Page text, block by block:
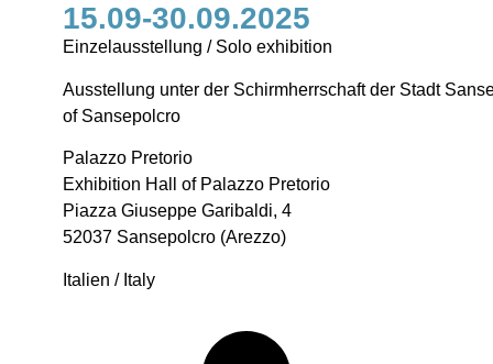
15.09-30.09.2025
Einzelausstellung / Solo exhibition
Ausstellung unter der Schirmherrschaft der Stadt
of Sansepolcro
Palazzo Pretorio
Exhibition Hall of Palazzo Pretorio
Piazza Giuseppe Garibaldi, 4
52037 Sansepolcro (Arezzo)
Italien / Italy